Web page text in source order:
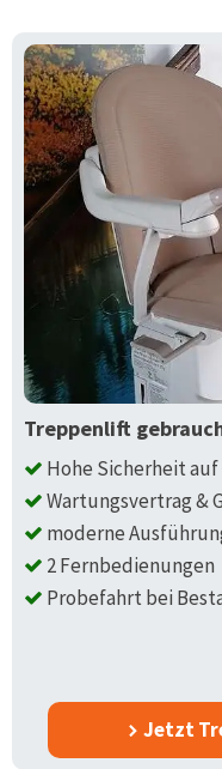
Treppenlift
Hohe Sicherheit
Wartungsvertrag &
moderne
2 Fernbedienungen
Probefahrt bei
Jetzt